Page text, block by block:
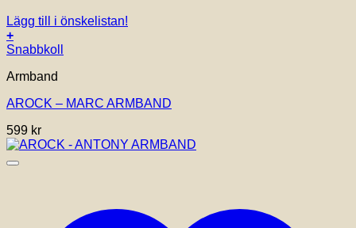
Lägg till i önskelistan!
+
Den
produkten
flera
De
olika
alternativen
produktsidan
Snabbkoll
Armband
AROCK – MARC ARMBAND
599 kr